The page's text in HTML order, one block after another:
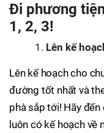
Đi phương
1, 2, 3!
Lên kế
Lên kế hoạch cho
đường tốt nhất và
phà sắp tới! Hãy
luôn có kế hoạch về